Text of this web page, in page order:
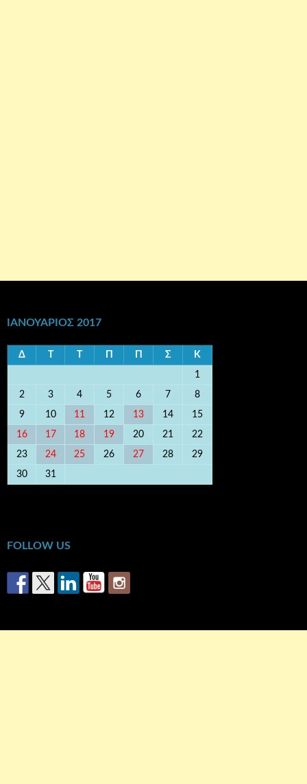
ΙΑΝΟΥΆΡΙΟΣ 2017
Δ Σ Κ
1
2 3 4 5 6 7 8
9 10 11 12 13 14 15
16 17 18 19 20 21 22
23 24 25 26 27 28 29
30 31
FOLLOW US